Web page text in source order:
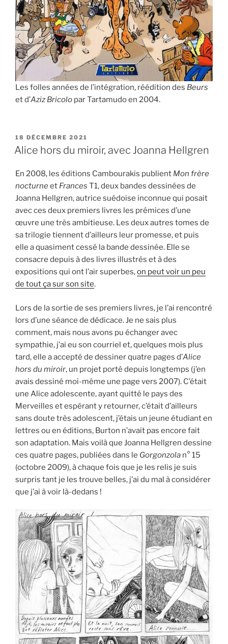
Les folles années de l’intégration, réédition des Beurs
et d’Aziz Bricolo par Tartamudo en 2004.
PUBLIÉ
LE
18 DÉCEMBRE 2021
Alice hors du miroir, avec Joanna Hellgren
En 2008, les éditions Cambourakis publient Mon frère
nocturneet Frances T1, deux bandes dessinées de
Joanna Hellgren, autrice suédoise inconnue qui posait
avec ces deux premiers livres les prémices d’une
œuvre une très ambitieuse. Les deux autres tomes de
sa trilogie tiennent d’ailleurs leur promesse, et puis
elle a quasiment cessé la bande dessinée. Elle se
consacre depuis à des livres illustrés et à des
expositions qui ont l’air superbes,on peut voir un peu
de tout ça sur son site.
Lors de la sortie de ses premiers livres, je l’ai rencontré
lors d’une séance de dédicace. Je ne sais plus
comment, mais nous avons pu échanger avec
sympathie, j’ai eu son courriel et, quelques mois plus
tard, elle a accepté de dessiner quatre pages d’Alice
hors du miroir, un projet porté depuis longtemps (j’en
avais dessiné moi-même une page vers 2007). C’était
une Alice adolescente, ayant quitté le pays des
Merveilles et espérant y retourner, c’était d’ailleurs
sans doute très adolescent, j’étais un jeune étudiant en
lettres ou en éditions, Burton n’avait pas encore fait
son adaptation. Mais voilà que Joanna Hellgren dessine
ces quatre pages, publiées dans le Gorgonzola n° 15
(octobre 2009), à chaque fois que je les relis je suis
surpris tant je les trouve belles, j’ai du mal à considérer
que j’ai à voir là-dedans !